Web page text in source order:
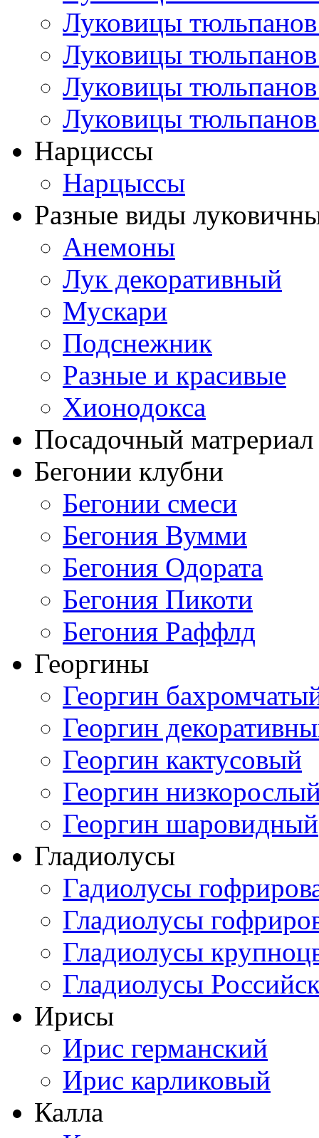
Луковицы
Луковицы
Луковицы
Луковицы
Нарциссы
Нарцыссы
Разные виды
Анемоны
Лук декоративный
Мускари
Подснежник
Разные и красивые
Хионодокса
Посадочный матрериал
Бегонии клубни
Бегонии смеси
Бегония Вумми
Бегония Одората
Бегония Пикоти
Бегония Раффлд
Георгины
Георгин
Георгин
Георгин кактусовый
Георгин
Георгин шаровидный
Гладиолусы
Гадиолусы
Гладиолусы
Гладиолусы
Гладиолусы
Ирисы
Ирис германский
Ирис карликовый
Калла